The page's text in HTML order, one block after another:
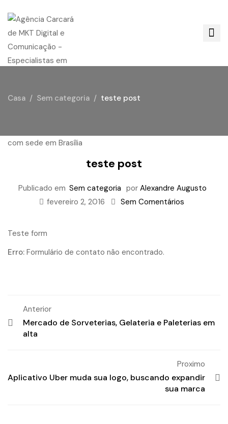
Casa Sem categoria teste post
teste post
Publicado em Sem categoria por Alexandre Augusto
fevereiro 2, 2016
Sem Comentários
Teste form
Erro: Formulário de contato não encontrado.
Anterior
Mercado de Sorveterias, Gelateria e Paleterias em
alta
Proximo
Aplicativo Uber muda sua logo, buscando expandir
sua marca